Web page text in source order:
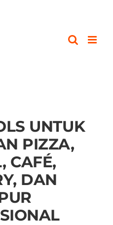
UNTUK
PIZZA,
CAFÉ,
DAN